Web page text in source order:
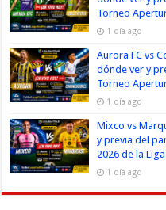
Torneo
1 día ago
Aurora FC vs
dónde ver y
Torneo
1 día ago
Mixco vs
y previa del
2026 de la
1 día ago